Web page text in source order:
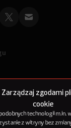
Zarządzaj zgodami
cookie
technologii m.in.
z witryny bez